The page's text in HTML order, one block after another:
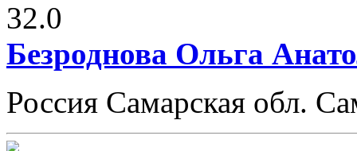
32.0
Безроднова Ольга
Россия Самарская обл.